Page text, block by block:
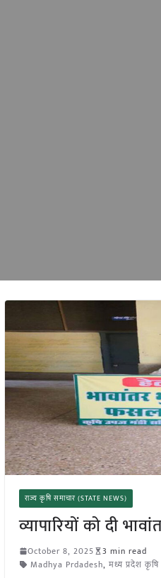
राज्य कृषि समाचार (STATE NEWS)
व्यापारियों को दी
October 8, 2025
3 min read
Madhya Prdadesh, मध्य प्रदेश